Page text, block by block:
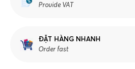
Provide VAT
ĐẶT HÀNG NHANH
Order fast